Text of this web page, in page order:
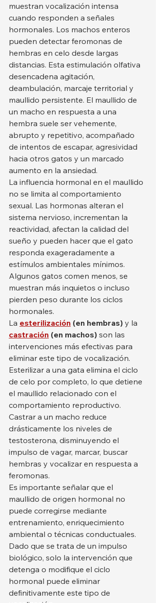
muestran vocalización intensa
cuando responden a señales
hormonales. Los machos enteros
pueden detectar feromonas de
hembras en celo desde largas
distancias. Esta estimulación olfativa
desencadena agitación,
deambulación, marcaje territorial y
maullido persistente. El maullido de
un macho en respuesta a una
hembra suele ser vehemente,
abrupto y repetitivo, acompañado
de intentos de escapar, agresividad
hacia otros gatos y un marcado
aumento en la ansiedad.
La influencia hormonal en el maullido
no se limita al comportamiento
sexual. Las hormonas alteran el
sistema nervioso, incrementan la
reactividad, afectan la calidad del
sueño y pueden hacer que el gato
responda exageradamente a
estímulos ambientales mínimos.
Algunos gatos comen menos, se
muestran más inquietos o incluso
pierden peso durante los ciclos
hormonales.
La esterilización (en hembras) y la
castración (en machos) son las
intervenciones más efectivas para
eliminar este tipo de vocalización.
Esterilizar a una gata elimina el ciclo
de celo por completo, lo que detiene
el maullido relacionado con el
comportamiento reproductivo.
Castrar a un macho reduce
drásticamente los niveles de
testosterona, disminuyendo el
impulso de vagar, marcar, buscar
hembras y vocalizar en respuesta a
feromonas.
Es importante señalar que el
maullido de origen hormonal no
puede corregirse mediante
entrenamiento, enriquecimiento
ambiental o técnicas conductuales.
Dado que se trata de un impulso
biológico, solo la intervención que
detenga o modifique el ciclo
hormonal puede eliminar
definitivamente este tipo de